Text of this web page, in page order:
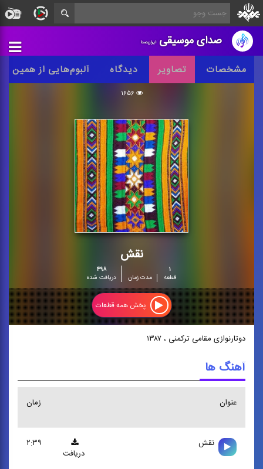
صدای موسیقیایران‌صدا
مشخصات تصاویر دیدگاه آلبوم‌هایی از همین
۱۶۵۶
نقش
۱
قطعه
مدت زمان
۴۹۸
دریافت شده
پخش همه قطعات
دوتارنوازی مقامی ترکمنی ، ۱۳۸۷
آهنگ ها
عنوان زمان
نقش
۲:۳۹
دریافت